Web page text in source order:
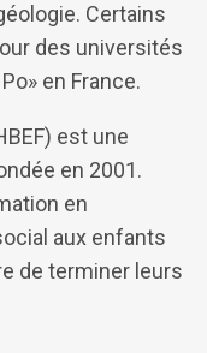
Certains
des universités
en France.
est une
en 2001.
en
aux enfants
de terminer leurs